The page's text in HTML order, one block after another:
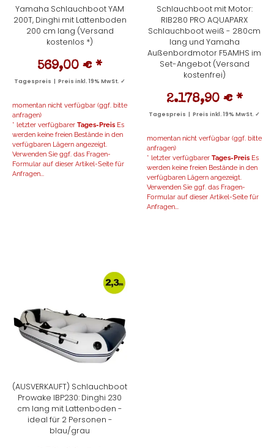
Yamaha Schlauchboot YAM
200T, Dinghi mit Lattenboden
200 cm lang (Versand
kostenlos *)
569,00 € *
Tagespreis | Preis inkl. 19% MwSt. ✓
momentan nicht verfügbar (ggf. bitte
anfragen)
* letzter verfügbarer Tages-Preis Es
werden keine freien Bestände in den
verfügbaren Lägern angezeigt.
Verwenden Sie ggf. das Fragen-
Formular auf dieser Artikel-Seite für
Anfragen...
Schlauchboot mit Motor:
RIB280 PRO AQUAPARX
Schlauchboot weiß - 280cm
lang und Yamaha
Außenbordmotor F5AMHS im
Set-Angebot (Versand
kostenfrei)
2.178,90 € *
Tagespreis | Preis inkl. 19% MwSt. ✓
momentan nicht verfügbar (ggf. bitte
anfragen)
* letzter verfügbarer Tages-Preis Es
werden keine freien Bestände in den
verfügbaren Lägern angezeigt.
Verwenden Sie ggf. das Fragen-
Formular auf dieser Artikel-Seite für
Anfragen...
(AUSVERKAUFT) Schlauchboot
Prowake IBP230: Dinghi 230
cm lang mit Lattenboden -
ideal für 2 Personen -
blau/grau